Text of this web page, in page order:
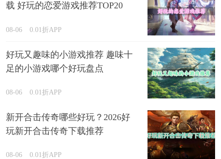
载 好玩的恋爱游戏推荐TOP20
08-06 0.01折APP
好玩又趣味的小游戏推荐 趣味十
足的小游戏哪个好玩盘点
08-06 0.01折APP
新开合击传奇哪些好玩？2026好
玩新开合击传奇下载推荐
08-06 0.01折APP